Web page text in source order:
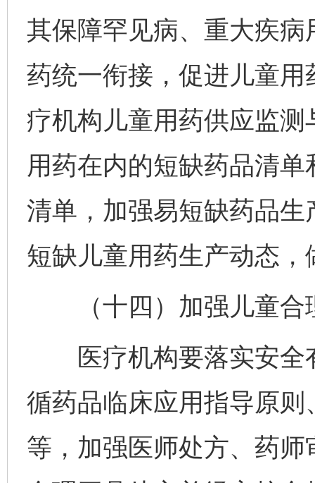
其保障罕见病、重大疾
药统一衔接，促进儿童
疗机构儿童用药供应监
用药在内的短缺药品清
清单，加强易短缺药品
短缺儿童用药生产动态，
（十四）加强儿童合
医疗机构要落实安全
循药品临床应用指导原
等，加强医师处方、药